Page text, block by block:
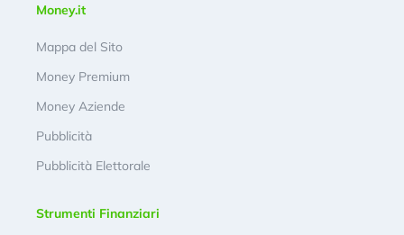
Money.it
Mappa del Sito
Money Premium
Money Aziende
Pubblicità
Pubblicità Elettorale
Strumenti Finanziari